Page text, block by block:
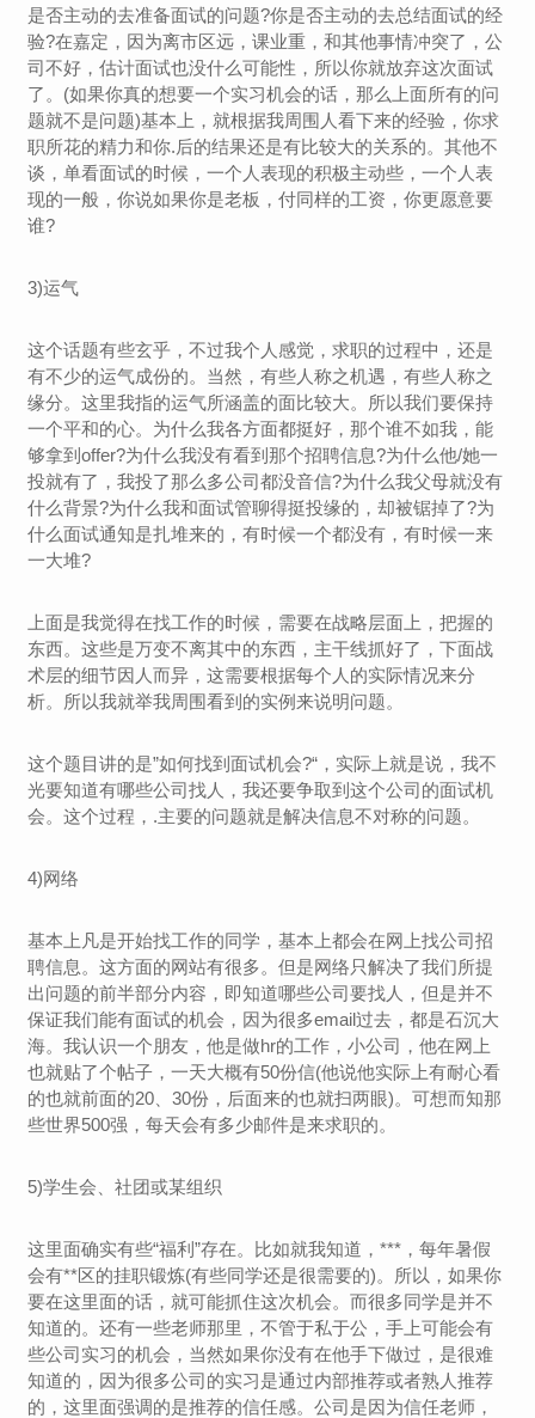
是否主动的去准备面试的问题?你是否主动的去总结面试的经
验?在嘉定，因为离市区远，课业重，和其他事情冲突了，公
司不好，估计面试也没什么可能性，所以你就放弃这次面试
了。(如果你真的想要一个实习机会的话，那么上面所有的问
题就不是问题)基本上，就根据我周围人看下来的经验，你求
职所花的精力和你.后的结果还是有比较大的关系的。其他不
谈，单看面试的时候，一个人表现的积极主动些，一个人表
现的一般，你说如果你是老板，付同样的工资，你更愿意要
谁?
3)运气
这个话题有些玄乎，不过我个人感觉，求职的过程中，还是
有不少的运气成份的。当然，有些人称之机遇，有些人称之
缘分。这里我指的运气所涵盖的面比较大。所以我们要保持
一个平和的心。为什么我各方面都挺好，那个谁不如我，能
够拿到offer?为什么我没有看到那个招聘信息?为什么他/她一
投就有了，我投了那么多公司都没音信?为什么我父母就没有
什么背景?为什么我和面试管聊得挺投缘的，却被锯掉了?为
什么面试通知是扎堆来的，有时候一个都没有，有时候一来
一大堆?
上面是我觉得在找工作的时候，需要在战略层面上，把握的
东西。这些是万变不离其中的东西，主干线抓好了，下面战
术层的细节因人而异，这需要根据每个人的实际情况来分
析。所以我就举我周围看到的实例来说明问题。
这个题目讲的是”如何找到面试机会?“，实际上就是说，我不
光要知道有哪些公司找人，我还要争取到这个公司的面试机
会。这个过程，.主要的问题就是解决信息不对称的问题。
4)网络
基本上凡是开始找工作的同学，基本上都会在网上找公司招
聘信息。这方面的网站有很多。但是网络只解决了我们所提
出问题的前半部分内容，即知道哪些公司要找人，但是并不
保证我们能有面试的机会，因为很多email过去，都是石沉大
海。我认识一个朋友，他是做hr的工作，小公司，他在网上
也就贴了个帖子，一天大概有50份信(他说他实际上有耐心看
的也就前面的20、30份，后面来的也就扫两眼)。可想而知那
些世界500强，每天会有多少邮件是来求职的。
5)学生会、社团或某组织
这里面确实有些“福利”存在。比如就我知道，***，每年暑假
会有**区的挂职锻炼(有些同学还是很需要的)。所以，如果你
要在这里面的话，就可能抓住这次机会。而很多同学是并不
知道的。还有一些老师那里，不管于私于公，手上可能会有
些公司实习的机会，当然如果你没有在他手下做过，是很难
知道的，因为很多公司的实习是通过内部推荐或者熟人推荐
的，这里面强调的是推荐的信任感。公司是因为信任老师，